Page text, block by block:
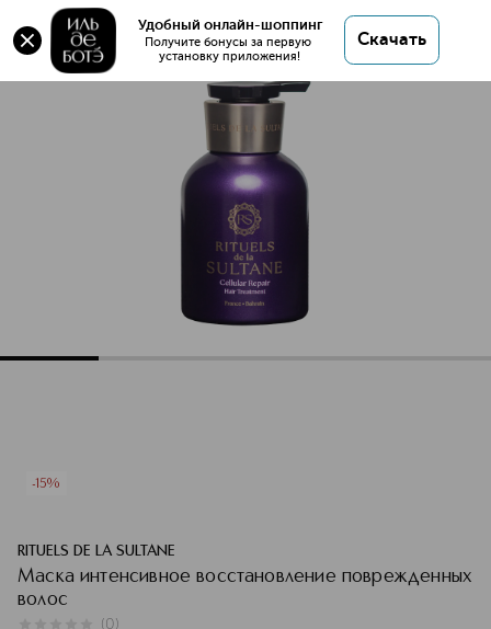
Удобный онлайн-шоппинг
Получите бонусы за первую
установку приложения!
Скачать
Оригинал 💯 Маска интенсивное
восстановление поврежденных волос купить в
интернет магазине ИЛЬ ДЕ БОТЭ с доставкой.
Маска интенсивное восстановление поврежденных
Характеристики
-15%
RITUELS DE LA SULTANE
Маска интенсивное восстановление поврежденных
волос
(0)